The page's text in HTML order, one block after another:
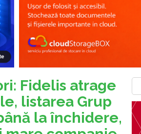
Fidelis atrage
listarea Grup
la închidere,